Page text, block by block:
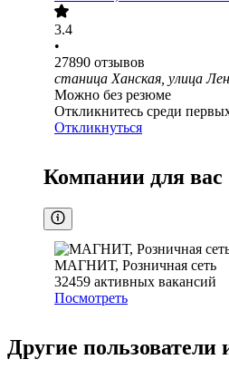
3.4
•
27890 отзывов
станица Ханская, улица
Можно без резюме
Откликнитесь среди
Откликнуться
Компании для вас
МАГНИТ, Розничная сеть
32459 активных вакансий
Посмотреть
Другие пользователи